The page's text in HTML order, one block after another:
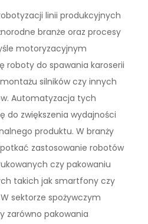
linii produkcyjnych
branże oraz procesy
motoryzacyjnym
roboty do spawania karoserii
silników czy innych
Automatyzacja tych
do zwiększenia wydajności
produktu. W branży
zastosowanie robotów
czy pakowaniu
takich jak smartfony czy
sektorze spożywczym
zarówno pakowania